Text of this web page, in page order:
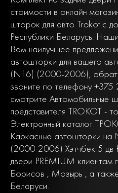
стоимости в онлайн
шторок для авто Trokot с
Республики Беларусь.
Вам наилучшее
автошторки для вашего
(N16) (2000-2006),
звоните по телефону
смотрите Автомобильные
представителя TROKOT -
Электронный каталог
Каркасные автошторки
(2000-2006) Хэтчбек 5 дв
двери PREMIUM клиентам
Борисов , Мозырь , а
Беларуси.